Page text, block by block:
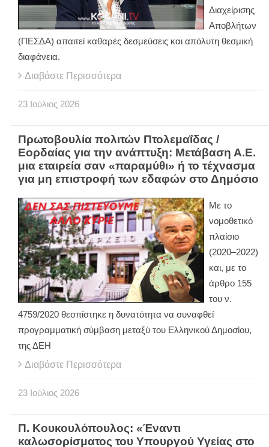
Διαχείρισης
Αποβλήτων
(ΠΕΣΔΑ) απαιτεί καθαρές δεσμεύσεις και απόλυτη θεσμική
διαφάνεια.
Διαβάστε Περισσότερα
23 Ιούλιος 2026
Πρωτοβουλία πολιτών Πτολεμαΐδας /
Εορδαίας για την ανάπτυξη: Μετάβαση Α.Ε.
μια εταιρεία σαν «παραμύθι» ή το τέχνασμα
για μη επιστροφή των εδαφών στο Δημόσιο
Με το
νομοθετικό
πλαίσιο
(2020–2022)
και, με το
άρθρο 155
του ν.
4759/2020 θεσπίστηκε η δυνατότητα να συναφθεί
προγραμματική σύμβαση μεταξύ του Ελληνικού Δημοσίου,
της ΔΕΗ
Διαβάστε Περισσότερα
23 Ιούλιος 2026
Π. Κουκουλόπουλος: «Έναντι
καλωσορίσματος του Υπουργού Υγείας στο